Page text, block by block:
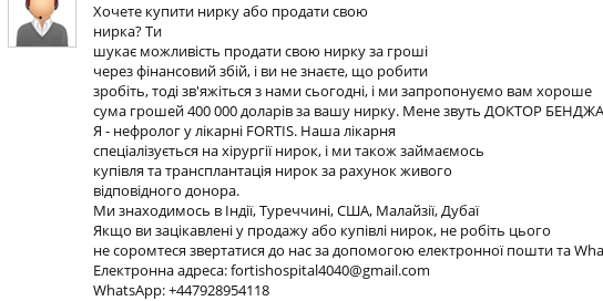
Хочете купити нирку або продати свою
нирка? Ти
шукає можливість продати свою нирку за гроші
через фінансовий збій, і ви не знаєте, що робити
зробіть, тоді зв'яжіться з нами сьогодні, і ми запропонуємо вам хороше
сума грошей 400 000 доларів за вашу нирку. Мене звуть ДОКТОР
Я - нефролог у лікарні FORTIS. Наша лікарня
спеціалізується на хірургії нирок, і ми також займаємось
купівля та трансплантація нирок за рахунок живого
відповідного донора.
Ми знаходимось в Індії, Туреччині, США, Малайзії, Дубаї
Якщо ви зацікавлені у продажу або купівлі нирок, не робіть цього
не соромтеся звертатися до нас за допомогою електронної пошти та
Електронна адреса:fortishospital4040@gmail.com
WhatsApp: +447928954118